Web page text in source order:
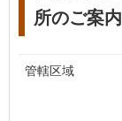
所のご案内
管轄区域